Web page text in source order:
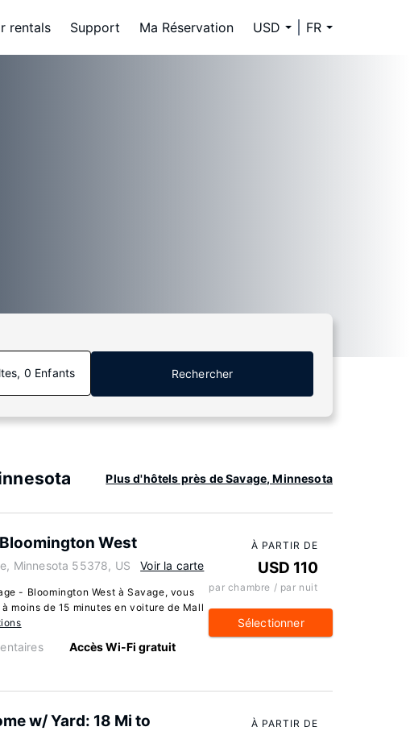
rentals Support Ma Réservation USD FR
0 Enfants Rechercher
Plus d'hôtels près de Savage, Minnesota
West
Minnesota 55378, US Voir la carte
- Bloomington West à Savage, vous
moins de 15 minutes en voiture de Mall
Accès Wi-Fi gratuit
À PARTIR DE
USD 110
par chambre / par nuit
Sélectionner
w/ Yard: 18 Mi to
À PARTIR DE